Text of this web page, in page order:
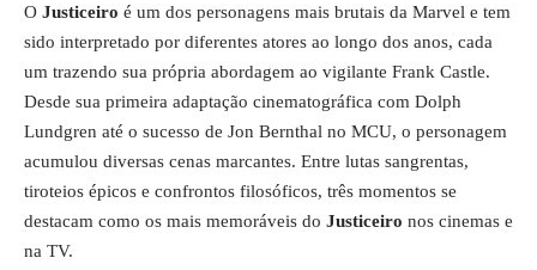
O Justiceiro é um dos personagens mais brutais da Marvel e tem
sido interpretado por diferentes atores ao longo dos anos, cada
um trazendo sua própria abordagem ao vigilante Frank Castle.
Desde sua primeira adaptação cinematográfica com Dolph
Lundgren até o sucesso de Jon Bernthal no MCU, o personagem
acumulou diversas cenas marcantes. Entre lutas sangrentas,
tiroteios épicos e confrontos filosóficos, três momentos se
destacam como os mais memoráveis do Justiceiro nos cinemas e
na TV.